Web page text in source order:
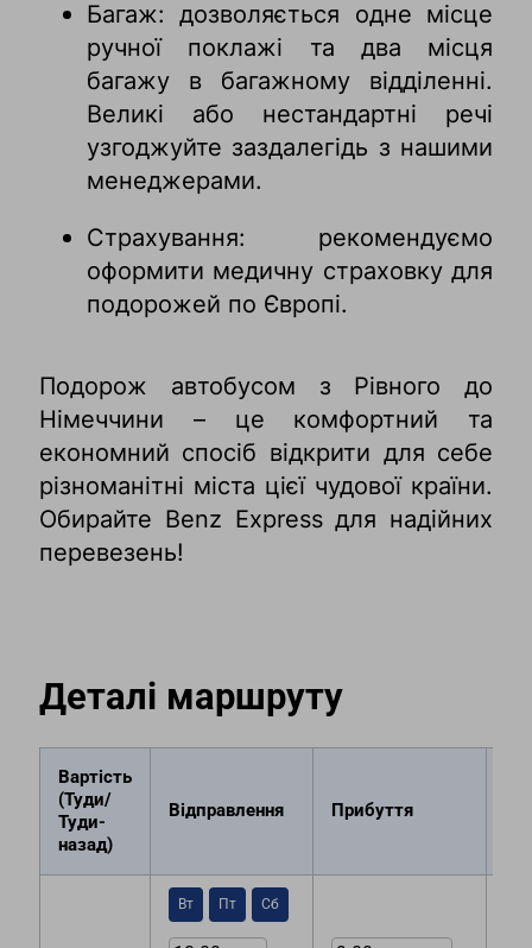
Багаж: дозволяється одне місце
ручної поклажі та два місця
багажу в багажному відділенні.
Великі або нестандартні речі
узгоджуйте заздалегідь з нашими
менеджерами.
Страхування: рекомендуємо
оформити медичну страховку для
подорожей по Європі.
Подорож автобусом з Рівного до
Німеччини – це комфортний та
економний спосіб відкрити для себе
різноманітні міста цієї чудової країни.
Обирайте Benz Express для надійних
перевезень!
Деталі маршруту
Вартість
(Туди/
Туди-
назад)
Вiдправлення Прибуття
Вт Пт Сб